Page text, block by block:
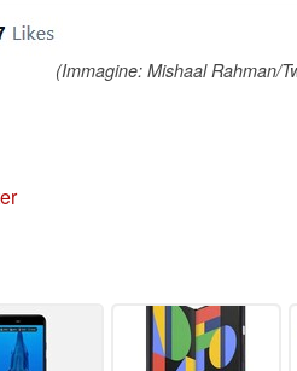
(Immagine: Mishaal Rahman/